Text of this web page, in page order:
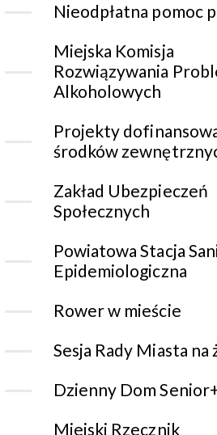
Nieodpłatna pomoc
Miejska Komisja
Rozwiązywania
Alkoholowych
Projekty
środków
Zakład Ubezpieczeń
Społecznych
Powiatowa Stacja
Epidemiologiczna
Rower w mieście
Sesja Rady Miasta na
Dzienny Dom
Miejski Rzecznik